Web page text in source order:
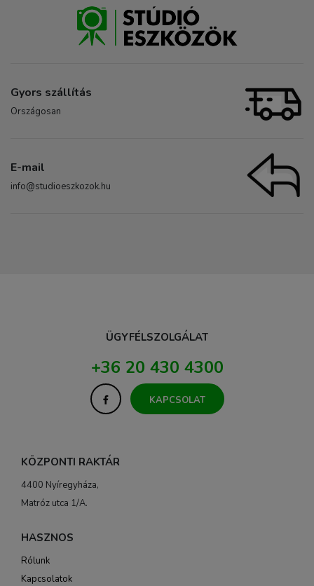
Gyors szállítás
Országosan
E-mail
info@studioeszkozok.hu
ÜGYFÉLSZOLGÁLAT
+36 20 430 4300
KAPCSOLAT
KÖZPONTI RAKTÁR
4400 Nyíregyháza,
Matróz utca 1/A.
HASZNOS
Rólunk
Kapcsolatok